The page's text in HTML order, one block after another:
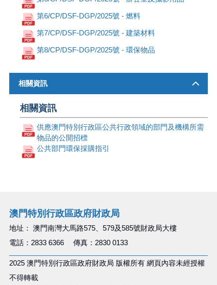
第6/CP/DSF-DGP/2025號 - 燃料
第7/CP/DSF-DGP/2025號 - 建築材料
第8/CP/DSF-DGP/2025號 - 環保物品
相關資訊
相關資訊
供應澳門特別行政區公共行政領域的部門及機構所需
物品的公開招標
公共部門環保採購指引
澳門特別行政區政府財政局
地址： 澳門南灣大馬路575、579及585號財政局大樓
電話：2833 6366 傳真：2830 0133
2025 澳門特別行政區政府財政局 版權所有 網頁內容未經授權
不得轉載